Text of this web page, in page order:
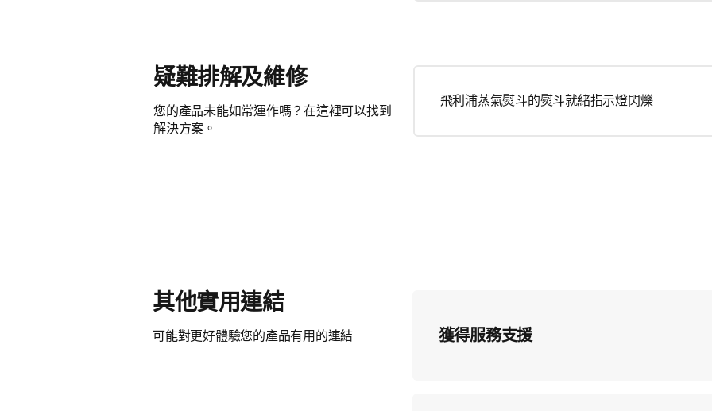
疑難排解及維修
您的產品未能如常運作嗎？在這裡可以找到
解決方案。
飛利浦蒸氣熨斗的熨斗就緒指示燈閃爍
其他實用連結
可能對更好體驗您的產品有用的連結 獲得服務支援